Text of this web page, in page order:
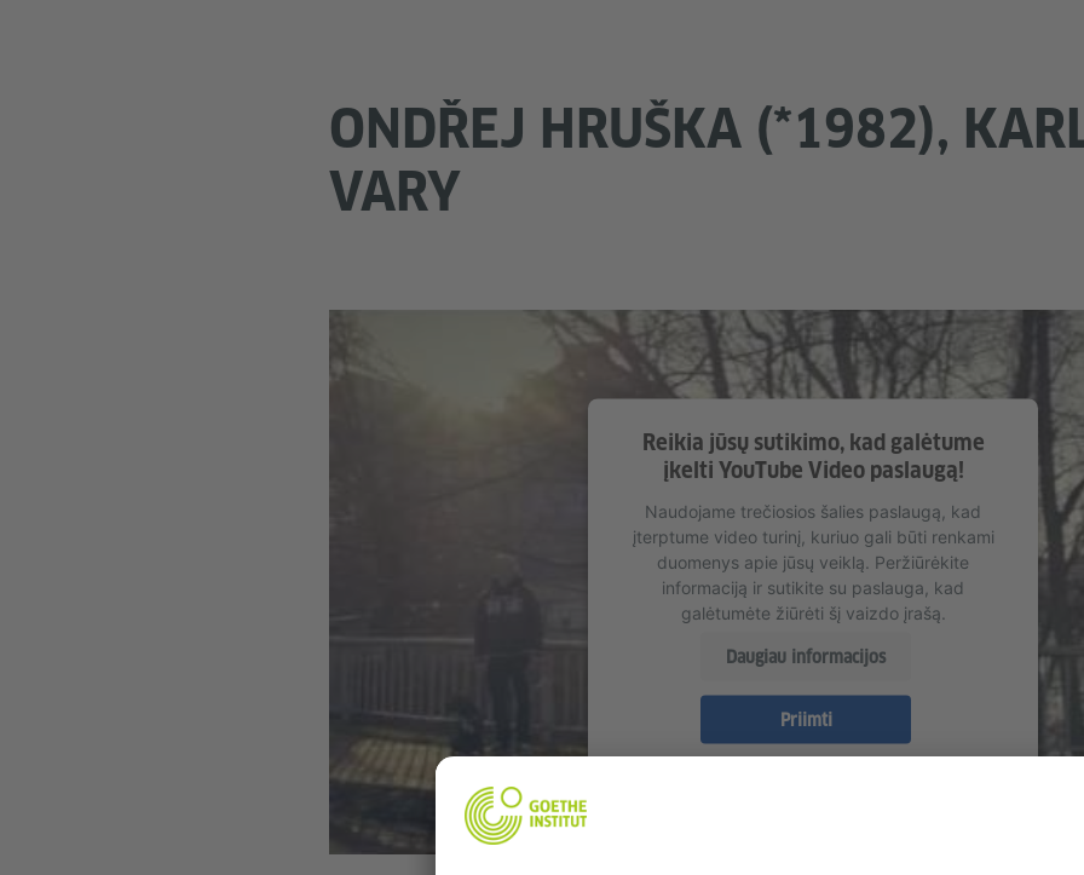
ONDŘEJ HRUŠKA (*1982),
VARY
Reikia jūsų sutikimo, kad galėtume
įkelti YouTube Video paslaugą!
Naudojame trečiosios šalies paslaugą, kad
įterptume video turinį, kuriuo gali būti renkami
duomenys apie jūsų veiklą. Peržiūrėkite
informaciją ir sutikite su paslauga, kad
galėtumėte žiūrėti šį vaizdo įrašą.
Daugiau informacijos
Priimti